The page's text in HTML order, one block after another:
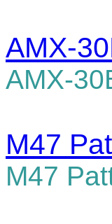
AMX-
AMX-
M47
M47